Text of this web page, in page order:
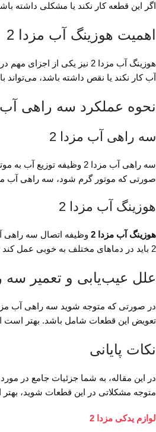
اگر این قطعه کار نکند یا مشکلی داشته
اهمیت هوزینگ آب مزدا 2
آب کار نکند یا نقص داشته باشد،
نحوه عملکرد سه راهی آب مزدا 2 و هوزینگ
سه راهی آب مزدا 2
سه راهی آب مزدا 2
صورتی که موتور گرم شود، سه راهی آب مزدا 2 به عمل می‌آید و می‌گذارد آب سرد از رادیاتور به موتور برگردد تا دمای موتور به حد مطلوبی
هوزینگ آب مزدا 2
هوزینگ آب مزدا 2
2 باید در دماهای مختلف به خوبی عمل کند تا به عملکرد بهینه سیستم خنک‌کنندگی کمک کند.
علل عیب‌یابی و تعمیر سه راهی آب مزدا
تعویض این قطعات شامل باشد. بهتر است
نکات پایانی
متوجه مشکلاتی در این قطعات شوید، بهتر
لوازم یدکی مزدا 2